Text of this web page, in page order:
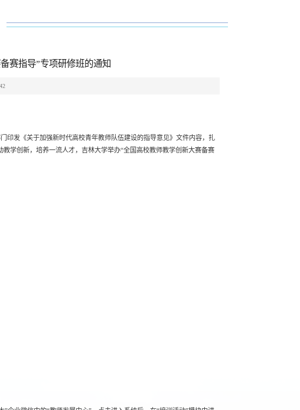
赛指导”专项研修班的通知
发《关于加强新时代高校青年教师队伍建设的指导意见》文件内容，扎
学创新，培养一流人才，吉林大学举办“全国高校教师教学创新大赛备赛